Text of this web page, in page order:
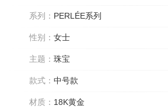
系列： PERLÉE系列
性别： 女士
主题： 珠宝
款式： 中号款
材质： 18K黄金